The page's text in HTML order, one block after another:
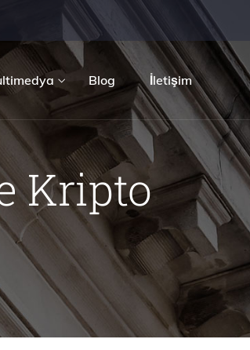
Blog İletişim
Kripto